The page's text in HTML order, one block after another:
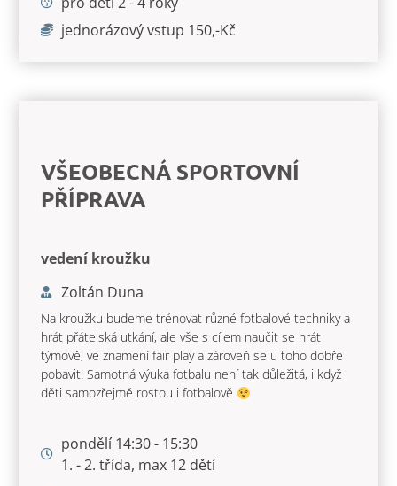
jednorázový vstup 150,-Kč
VŠEOBECNÁ SPORTOVNÍ
PŘÍPRAVA
vedení kroužku
Zoltán Duna
Na kroužku budeme trénovat různé fotbalové techniky a
hrát přátelská utkání, ale vše s cílem naučit se hrát
týmově, ve znamení fair play a zároveň se u toho dobře
pobavit! Samotná výuka fotbalu není tak důležitá, i když
děti samozřejmě rostou i fotbalově
pondělí 14:30 - 15:30
1. - 2. třída, max 12 dětí